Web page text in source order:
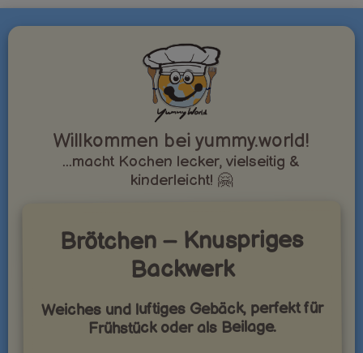
Willkommen bei yummy.world!
...macht Kochen lecker, vielseitig &
kinderleicht! 🤗
Brötchen – Knuspriges
Backwerk
Weiches und luftiges Gebäck, perfekt für
Frühstück oder als Beilage.